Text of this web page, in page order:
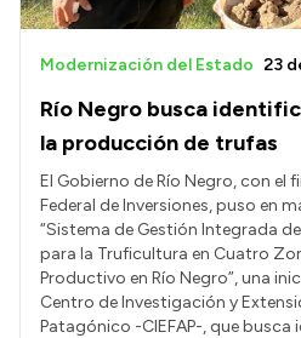
Río Negro busca
la producción de trufas
Modernización del Estado 23
El Gobierno de Río Negro, con el
Federal de Inversiones, puso en
“Sistema de Gestión Integrada
para la Truficultura en Cuatro
Productivo en Río Negro”, una
Centro de Investigación y
Patagónico -CIEFAP-, que